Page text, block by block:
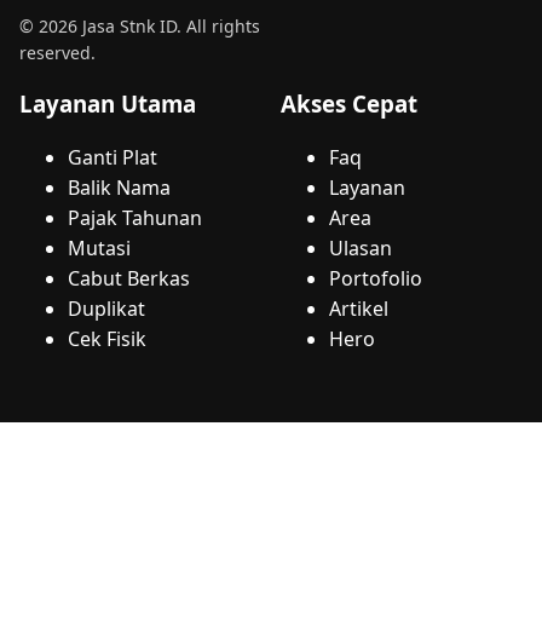
© 2026 Jasa Stnk ID. All rights
reserved.
Layanan Utama
Ganti Plat
Balik Nama
Pajak Tahunan
Mutasi
Cabut Berkas
Duplikat
Cek Fisik
Akses Cepat
Faq
Layanan
Area
Ulasan
Portofolio
Artikel
Hero